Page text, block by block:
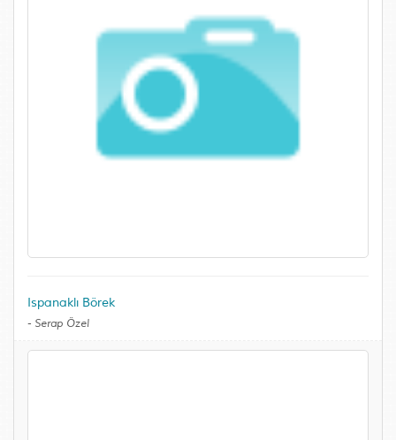
Ispanaklı Börek
- Serap Özel